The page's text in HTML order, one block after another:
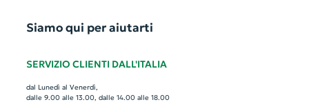
Siamo qui per aiutarti
SERVIZIO CLIENTI DALL'ITALIA
dal Lunedì al Venerdì,
dalle 9.00 alle 13.00, dalle 14.00 alle 18.00